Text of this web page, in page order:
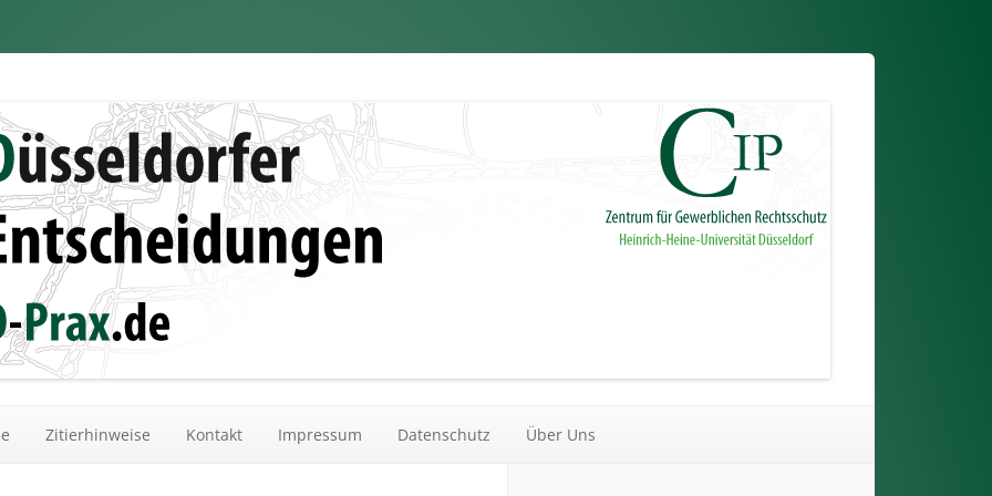
Zitierhinweise Kontakt Impressum Datenschutz Über Uns